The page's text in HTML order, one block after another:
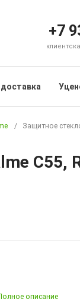
+7
Защитное
C55,
описание